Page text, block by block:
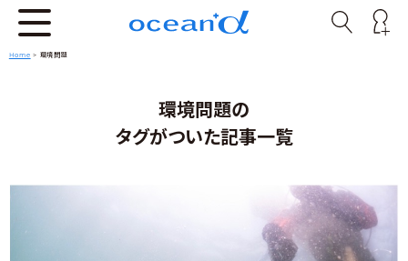
Home > 環境問題
環境問題の
タグがついた記事一覧